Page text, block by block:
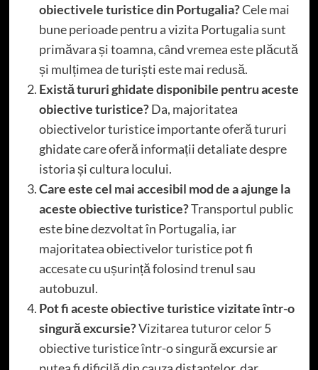
obiectivele turistice din Portugalia?Cele mai
bune perioade pentru a vizita Portugalia sunt
primăvara și toamna, când vremea este plăcută
și mulțimea de turiști este mai redusă.
Există tururi ghidate disponibile pentru aceste
obiective turistice?Da, majoritatea
obiectivelor turistice importante oferă tururi
ghidate care oferă informații detaliate despre
istoria și cultura locului.
Care este cel mai accesibil mod de a ajunge la
aceste obiective turistice?Transportul public
este bine dezvoltat în Portugalia, iar
majoritatea obiectivelor turistice pot fi
accesate cu ușurință folosind trenul sau
autobuzul.
Pot fi aceste obiective turistice vizitate într-o
singură excursie?Vizitarea tuturor celor 5
obiective turistice într-o singură excursie ar